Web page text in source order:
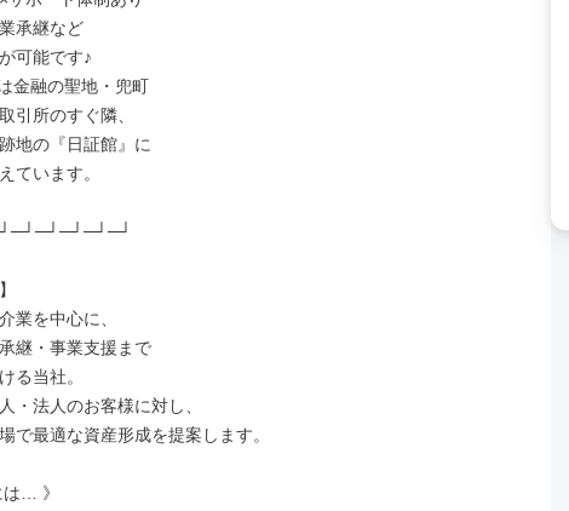
承継など
可能です♪
金融の聖地・兜町
引所のすぐ隣、
地の『日証館』に
ています。
業を中心に、
継・事業支援まで
る当社。
・法人のお客様に対し、
で最適な資産形成を提案します。
は… 》